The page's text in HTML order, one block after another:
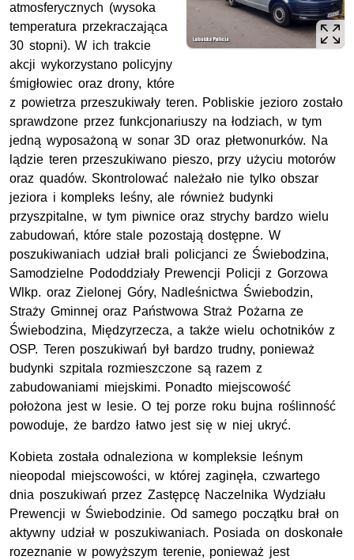
atmosferycznych (wysoka
temperatura przekraczająca
30 stopni). W ich trakcie
akcji wykorzystano policyjny
śmigłowiec oraz drony, które
z powietrza przeszukiwały teren. Pobliskie jezioro zostało
sprawdzone przez funkcjonariuszy na łodziach, w tym
jedną wyposażoną w sonar 3D oraz płetwonurków. Na
lądzie teren przeszukiwano pieszo, przy użyciu motorów
oraz quadów. Skontrolować należało nie tylko obszar
jeziora i kompleks leśny, ale również budynki
przyszpitalne, w tym piwnice oraz strychy bardzo wielu
zabudowań, które stale pozostają dostępne. W
poszukiwaniach udział brali policjanci ze Świebodzina,
Samodzielne Pododdziały Prewencji Policji z Gorzowa
Wlkp. oraz Zielonej Góry, Nadleśnictwa Świebodzin,
Straży Gminnej oraz Państwowa Straż Pożarna ze
Świebodzina, Międzyrzecza, a także wielu ochotników z
OSP. Teren poszukiwań był bardzo trudny, ponieważ
budynki szpitala rozmieszczone są razem z
zabudowaniami miejskimi. Ponadto miejscowość
położona jest w lesie. O tej porze roku bujna roślinność
powoduje, że bardzo łatwo jest się w niej ukryć.
Kobieta została odnaleziona w kompleksie leśnym
nieopodal miejscowości, w której zaginęła, czwartego
dnia poszukiwań przez Zastępcę Naczelnika Wydziału
Prewencji w Świebodzinie. Od samego początku brał on
aktywny udział w poszukiwaniach. Posiada on doskonałe
rozeznanie w powyższym terenie, ponieważ jest